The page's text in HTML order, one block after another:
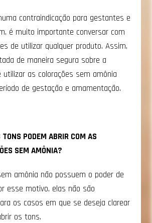
contraindicação para gestantes e
é muito importante conversar com
de utilizar qualquer produto. Assim,
de maneira segura sobre a
utilizar as colorações sem amônia
de gestação e amamentação.
TONS PODEM ABRIR COM AS
SEM AMÔNIA?
amônia não possuem o poder de
esse motivo, elas não são
os casos em que se deseja clarear
os tons.